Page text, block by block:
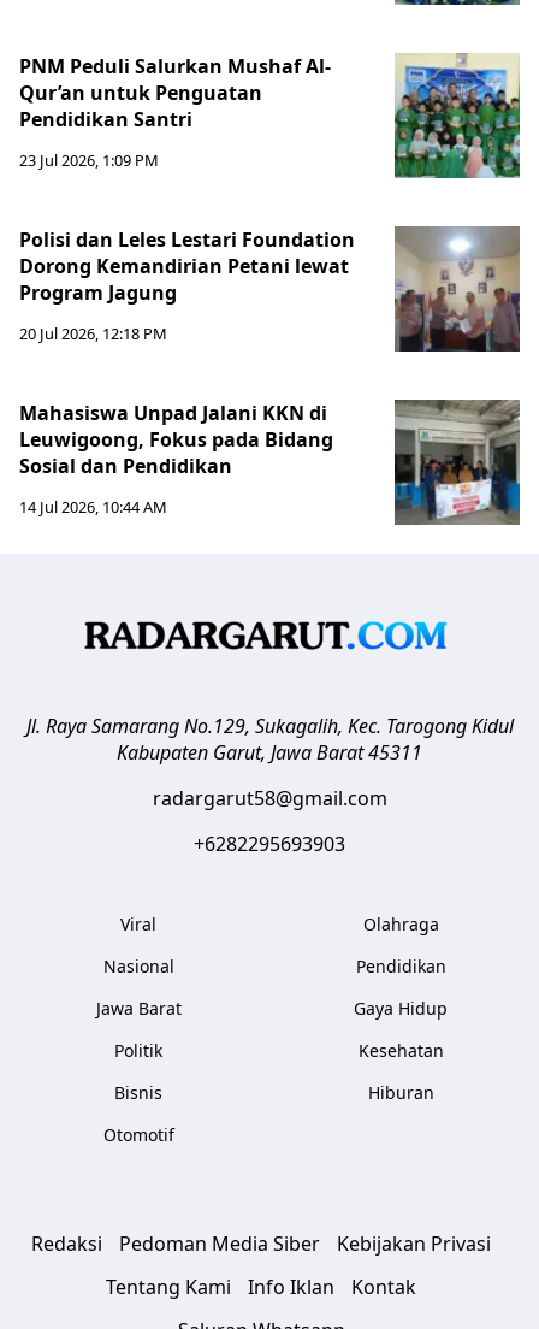
PNM Peduli Salurkan Mushaf Al-
Qur’an untuk Penguatan
Pendidikan Santri
23 Jul 2026, 1:09 PM
Polisi dan Leles Lestari Foundation
Dorong Kemandirian Petani lewat
Program Jagung
20 Jul 2026, 12:18 PM
Mahasiswa Unpad Jalani KKN di
Leuwigoong, Fokus pada Bidang
Sosial dan Pendidikan
14 Jul 2026, 10:44 AM
Jl. Raya Samarang No.129, Sukagalih, Kec. Tarogong Kidul
Kabupaten Garut, Jawa Barat45311
radargarut58@gmail.com
+6282295693903
Viral
Nasional
Jawa Barat
Politik
Bisnis
Otomotif
Olahraga
Pendidikan
Gaya Hidup
Kesehatan
Hiburan
Redaksi Pedoman Media Siber
Kebijakan Privasi
Tentang Kami
Info Iklan
Kontak